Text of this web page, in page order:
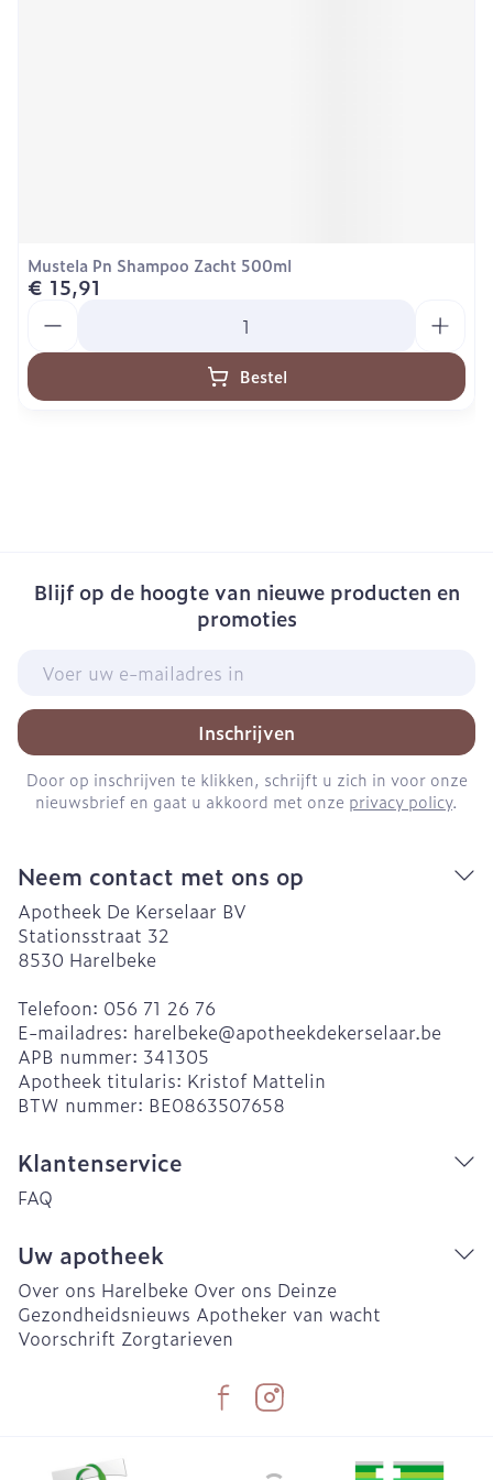
Mustela Pn Shampoo Zacht 500ml
€ 15,91
Bestel
Blijf op de hoogte van nieuwe producten en
promoties
Inschrijven
Door op inschrijven te klikken, schrijft u zich in voor onze
nieuwsbrief en gaat u akkoord met onze privacy policy.
Neem contact met ons op
Apotheek De Kerselaar BV
Stationsstraat 32
8530 Harelbeke
Telefoon: 056 71 26 76
E-mailadres: harelbeke@apotheekdekerselaar.be
APB nummer: 341305
Apotheek titularis: Kristof Mattelin
BTW nummer: BE0863507658
Klantenservice
FAQ
Uw apotheek
Over ons Harelbeke Over ons Deinze
Gezondheidsnieuws Apotheker van wacht
Voorschrift Zorgtarieven